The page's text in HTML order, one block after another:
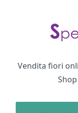
Vendita fiori